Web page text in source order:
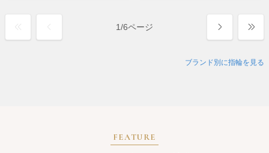
1/6ページ
ブランド別に指輪を見る
FEATURE